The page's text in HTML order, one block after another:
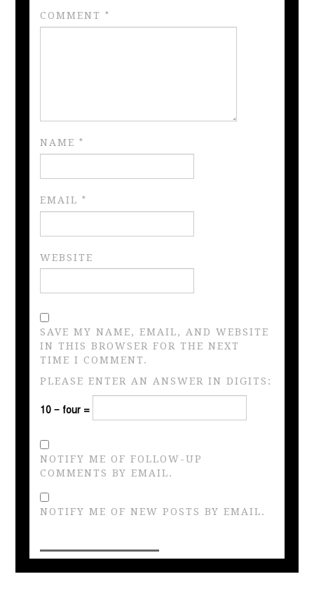
COMMENT*
NAME*
EMAIL*
WEBSITE
SAVE MY NAME, EMAIL, AND WEBSITE
IN THIS BROWSER FOR THE NEXT
TIME I COMMENT.
PLEASE ENTER AN ANSWER IN DIGITS:
10 − four =
NOTIFY ME OF FOLLOW-UP
COMMENTS BY EMAIL.
NOTIFY ME OF NEW POSTS BY EMAIL.